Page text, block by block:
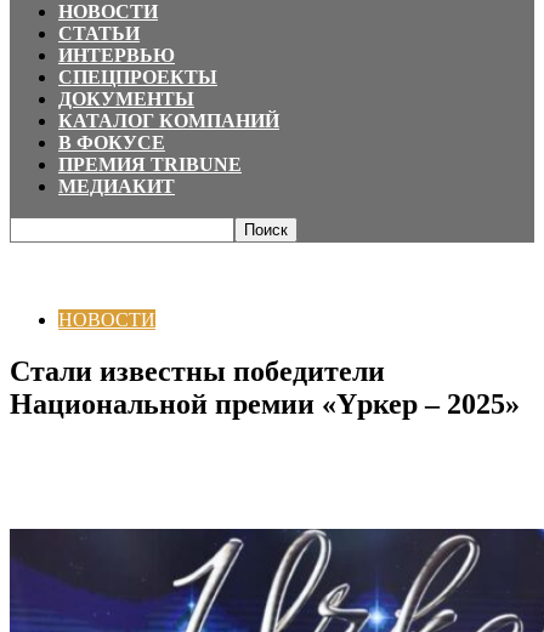
НОВОСТИ
СТАТЬИ
ИНТЕРВЬЮ
СПЕЦПРОЕКТЫ
ДОКУМЕНТЫ
КАТАЛОГ КОМПАНИЙ
В ФОКУСЕ
ПРЕМИЯ TRIBUNE
МЕДИАКИТ
НОВОСТИ
Стали известны победители
Национальной премии «Үркер – 2025»